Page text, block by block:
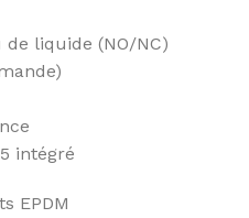
liquide (NO/NC)
intégré
EPDM